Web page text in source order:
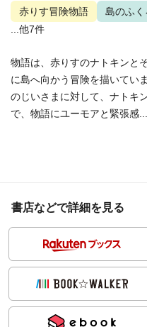
赤りす冒険物語 島のふく
...他7件
物語は、赤りすのナトキンと
に島へ向かう冒険を描いてい
のじいさまに対して、ナトキ
で、物語にユーモアと緊張感...
書店などで詳細を見る